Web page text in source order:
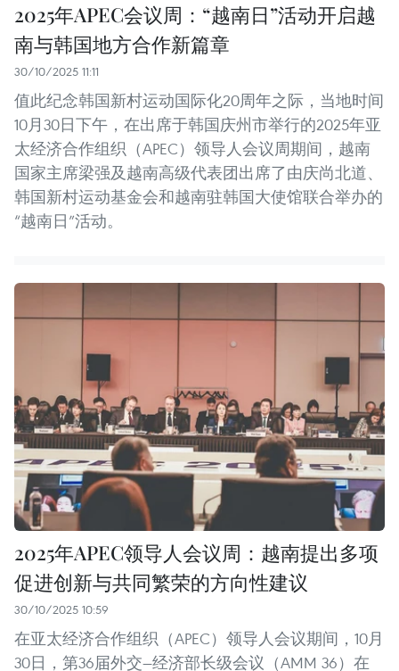
2025年APEC会议周：“越南日”活动开启越
南与韩国地方合作新篇章
30/10/2025 11:11
值此纪念韩国新村运动国际化20周年之际，当地时间
10月30日下午，在出席于韩国庆州市举行的2025年亚
太经济合作组织（APEC）领导人会议周期间，越南
国家主席梁强及越南高级代表团出席了由庆尚北道、
韩国新村运动基金会和越南驻韩国大使馆联合举办的
“越南日”活动。
2025年APEC领导人会议周：越南提出多项
促进创新与共同繁荣的方向性建议
30/10/2025 10:59
在亚太经济合作组织（APEC）领导人会议期间，10月
30日，第36届外交—经济部长级会议（AMM 36）在